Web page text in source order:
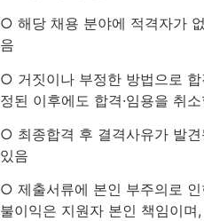
○ 해당 채용 분야에 적격자가
음
○ 거짓이나 부정한 방법으로
정된 이후에도 합격·임용을 취
○ 최종합격 후 결격사유가 발
있음
○ 제출서류에 본인 부주의로
불이익은 지원자 본인 책임이